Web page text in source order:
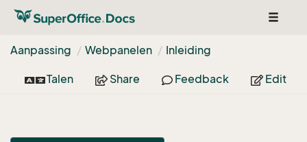
Toggle
Aanpassing
Webpanelen Inleiding
Talen Share Feedback Edit